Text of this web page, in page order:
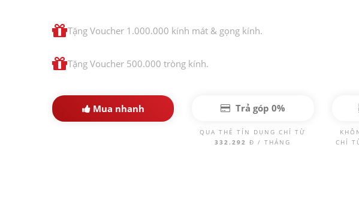
Tặng Voucher 1.000.000 kính mát & gọng kính.
Tặng Voucher 500.000 tròng kính.
Mua nhanh Trả góp 0%
QUA THẺ TÍN DỤNG CHỈ TỪ
332.292Đ / THÁNG
CHỈ